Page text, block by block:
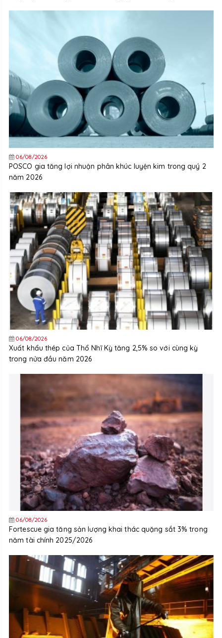
06/08/2026
POSCO gia tăng lợi nhuận phân khúc luyện kim trong quý 2
năm 2026
06/08/2026
Xuất khẩu thép của Thổ Nhĩ Kỳ tăng 2,5% so với cùng kỳ
trong nửa đầu năm 2026
06/08/2026
Fortescue gia tăng sản lượng khai thác quặng sắt 3% trong
năm tài chính 2025/2026